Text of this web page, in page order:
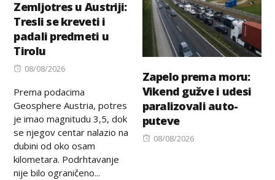
Zemljotres u Austriji:
Tresli se kreveti i
padali predmeti u
Tirolu
Posted
08/08/2026
Prema podacima
Geosphere Austria, potres
je imao magnitudu 3,5, dok
se njegov centar nalazio na
dubini od oko osam
kilometara. Podrhtavanje
nije bilo ograničeno...
Zapelo prema moru:
Vikend gužve i udesi
paralizovali auto-
puteve
Posted
08/08/2026